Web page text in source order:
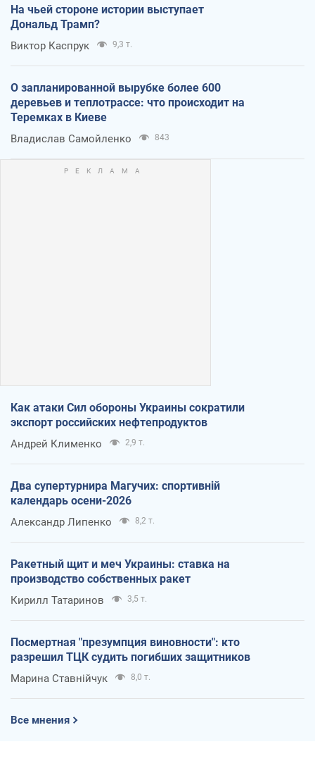
На чьей стороне истории выступает
Дональд Трамп?
Виктор Каспрук 9,3 т.
О запланированной вырубке более 600
деревьев и теплотрассе: что происходит на
Теремках в Киеве
Владислав Самойленко 843
Как атаки Сил обороны Украины сократили
экспорт российских нефтепродуктов
Андрей Клименко 2,9 т.
Два супертурнира Магучих: спортивній
календарь осени-2026
Александр Липенко 8,2 т.
Ракетный щит и меч Украины: ставка на
производство собственных ракет
Кирилл Татаринов 3,5 т.
Посмертная "презумпция виновности": кто
разрешил ТЦК судить погибших защитников
Марина Ставнійчук 8,0 т.
Все мнения